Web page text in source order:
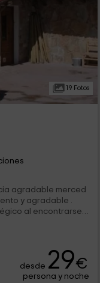
19 Fotos
agradable merced
al encontrarse
todos bien
perfectos para
mi hijo es ya
Fausto.
desde 29€
persona y noche